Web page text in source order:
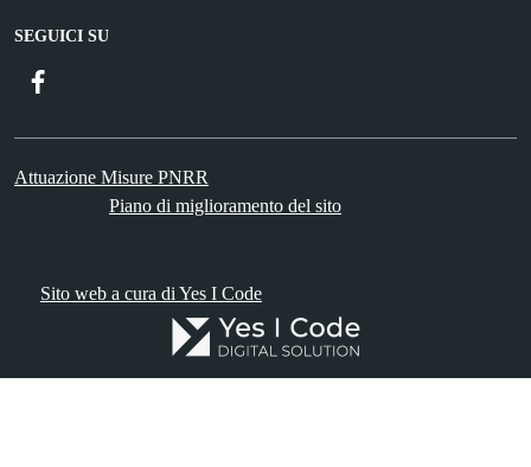
SEGUICI SU
Attuazione Misure PNRR
Piano di miglioramento del sito
Sito web a cura di Yes I Code